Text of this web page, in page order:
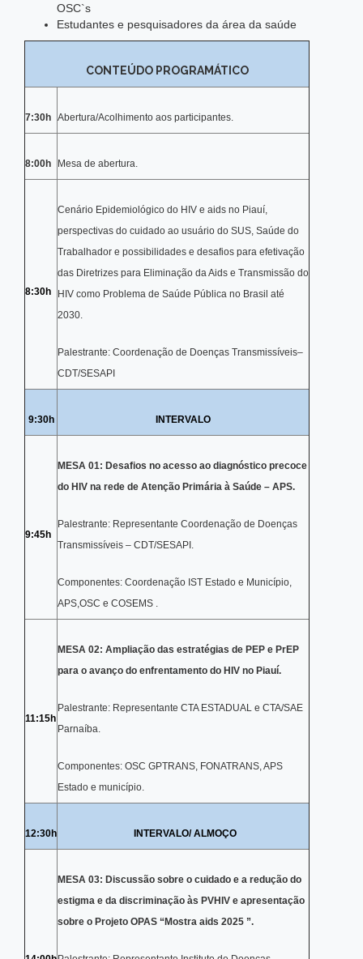
OSC`s
Estudantes e pesquisadores da área da saúde
CONTEÚDO PROGRAMÁTICO
7:30h Abertura/Acolhimento aos participantes.
8:00h Mesa de abertura.
8:30h
Cenário Epidemiológico do HIV e aids no Piauí,
perspectivas do cuidado ao usuário do SUS, Saúde do
Trabalhador e possibilidades e desafios para efetivação
das Diretrizes para Eliminação da Aids e Transmissão do
HIV como Problema de Saúde Pública no Brasil até
2030.
Palestrante: Coordenação de Doenças Transmissíveis–
CDT/SESAPI
9:30h INTERVALO
9:45h
MESA 01: Desafios no acesso ao diagnóstico precoce
do HIV na rede de Atenção Primária à Saúde – APS.
Palestrante: Representante Coordenação de Doenças
Transmissíveis – CDT/SESAPI.
Componentes: Coordenação IST Estado e Município,
APS,OSC e COSEMS .
11:15h
MESA 02: Ampliação das estratégias de PEP e PrEP
para o avanço do enfrentamento do HIV no Piauí.
Palestrante: Representante CTA ESTADUAL e CTA/SAE
Parnaíba.
Componentes: OSC GPTRANS, FONATRANS, APS
Estado e município.
12:30h INTERVALO/ ALMOÇO
MESA 03: Discussão sobre o cuidado e a redução do
estigma e da discriminação às PVHIV e apresentação
sobre o Projeto OPAS “Mostra aids 2025 ”.